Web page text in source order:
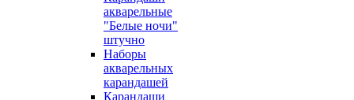
акварельные
"Белые ночи"
штучно
Наборы
акварельных
карандашей
Карандаши